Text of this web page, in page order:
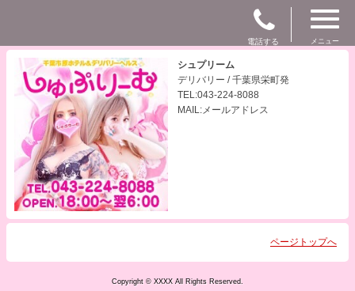
電話する メニュー
シュプリーム
デリバリー / 千葉県栄町発
TEL:043-224-8088
MAIL:メールアドレス
ページトップへ
Copyright © XXXX All Rights Reserved.